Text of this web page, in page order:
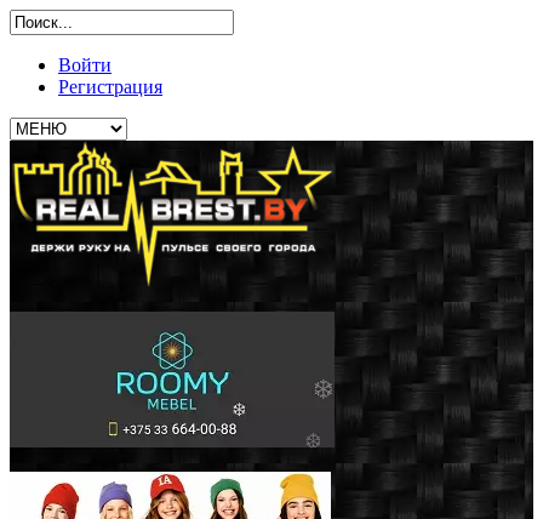
Войти
Регистрация